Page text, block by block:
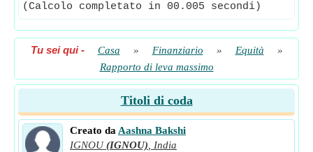
(Calcolo completato in 00.005 secondi)
Tu sei qui- Casa » Finanziario » Equità
»
Rapporto di leva massimo
Titoli di coda
Creato da Aashna Bakshi
IGNOU (IGNOU)
India